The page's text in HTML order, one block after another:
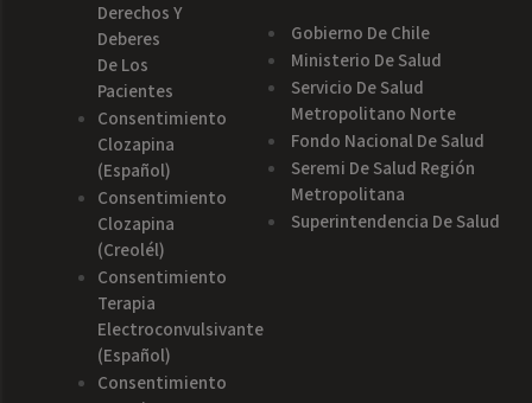
Derechos Y
Deberes
De Los
Pacientes
Consentimiento
Clozapina
(español)
Consentimiento
Clozapina
(creolél)
Consentimiento
Terapia
Electroconvulsivante
(español)
Consentimiento
Gobierno De Chile
Ministerio De Salud
Servicio De Salud
Metropolitano Norte
Fondo Nacional De Salud
Seremi De Salud Región
Metropolitana
Superintendencia De Salud